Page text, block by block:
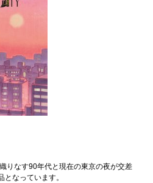
りなす90年代と現在の東京の夜が交差
なっています。